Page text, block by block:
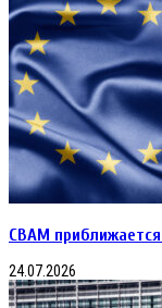
CBAM
24.07.2026